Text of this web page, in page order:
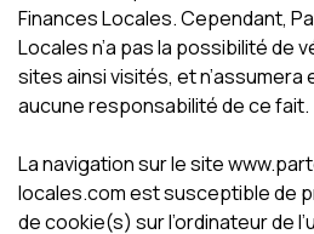
Finances Locales. Cependant,
Locales n’a pas la possibilité de
sites ainsi visités, et
aucune responsabilité de ce fait.
La navigation sur le site
locales.com est susceptible de
de cookie(s) sur l’ordinateur de